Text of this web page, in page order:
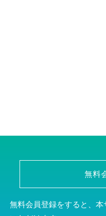
無料
無料会員登録をすると、